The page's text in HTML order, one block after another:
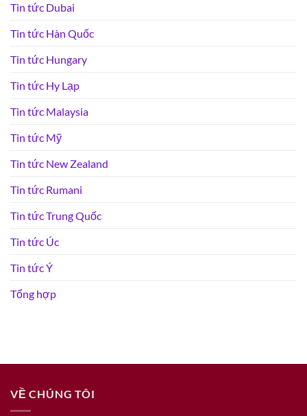
Tin tức Dubai
Tin tức Hàn Quốc
Tin tức Hungary
Tin tức Hy Lạp
Tin tức Malaysia
Tin tức Mỹ
Tin tức New Zealand
Tin tức Rumani
Tin tức Trung Quốc
Tin tức Úc
Tin tức Ý
Tổng hợp
VỀ CHÚNG TÔI